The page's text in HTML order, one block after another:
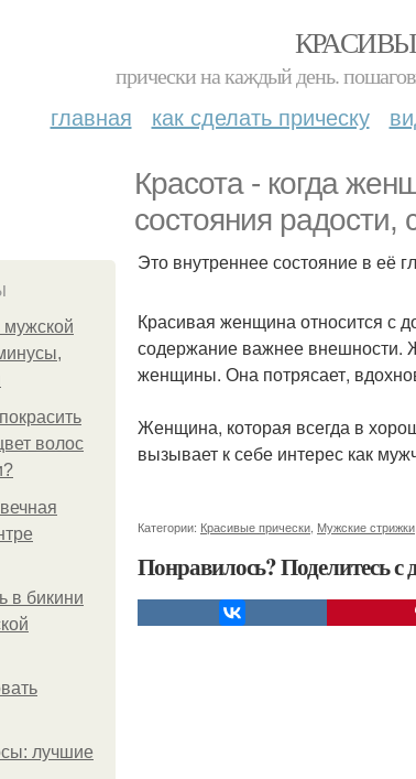
прически на каждый день.
главная как сделать прическу
Красота - когда
состояния радости,
волос
в бикини
лучшие
Это внутреннее состояние в её
Красивая женщина относится с
содержание важнее внешности.
женщины. Она потрясает,
Женщина, которая всегда в
вызывает к себе интерес как
Категории: Красивые прически Мужские стрижки
Понравилось? Поделитесь с